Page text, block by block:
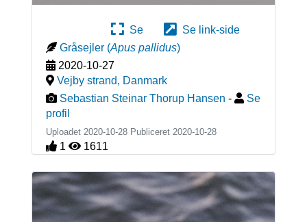
Se
Se link-side
Gråsejler (Apus pallidus)
2020-10-27
Vejby strand, Danmark
Sebastian Steinar Thorup Hansen -
Se
profil
Uploadet 2020-10-28 Publiceret 2020-10-28
1 1611